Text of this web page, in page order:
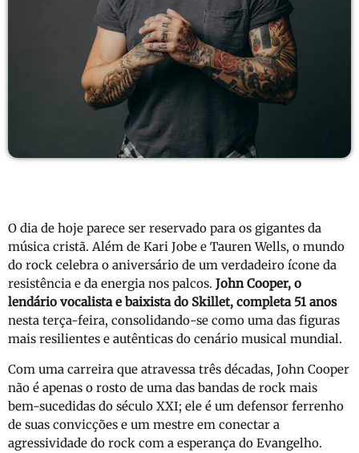
O dia de hoje parece ser reservado para os gigantes da
música cristã. Além de Kari Jobe e Tauren Wells, o mundo
do rock celebra o aniversário de um verdadeiro ícone da
resistência e da energia nos palcos. John Cooper, o
lendário vocalista e baixista do Skillet, completa 51 anos
nesta terça-feira, consolidando-se como uma das figuras
mais resilientes e autênticas do cenário musical mundial.
Com uma carreira que atravessa três décadas, John Cooper
não é apenas o rosto de uma das bandas de rock mais
bem-sucedidas do século XXI; ele é um defensor ferrenho
de suas convicções e um mestre em conectar a
agressividade do rock com a esperança do Evangelho.